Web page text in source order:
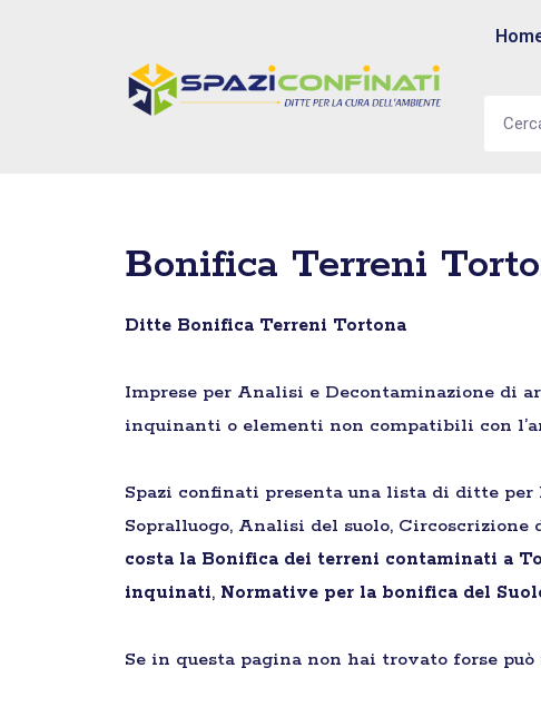
Bonifica Terreni
Ditte Bonifica Terreni Tortona
Imprese per Analisi e Decontaminazione di
inquinanti o elementi non compatibili con
Spazi confinati presenta una lista di ditte
Sopralluogo, Analisi del suolo,
costa la Bonifica dei terreni contaminati a
inquinati, Normative per la bonifica del
Se in questa pagina non hai trovato forse